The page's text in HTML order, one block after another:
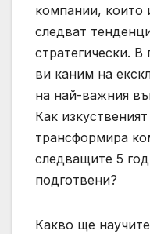
компании, които
следват
стратегически.
ви каним на
на най-важния
Как
трансформира
следващите 5
подготвени?
Какво ще